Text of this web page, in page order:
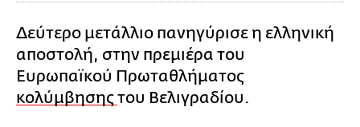
Δεύτερο μετάλλιο πανηγύρισε η ελληνική
αποστολή, στην πρεμιέρα του
Ευρωπαϊκού Πρωταθλήματος
κολύμβησηςτου Βελιγραδίου.